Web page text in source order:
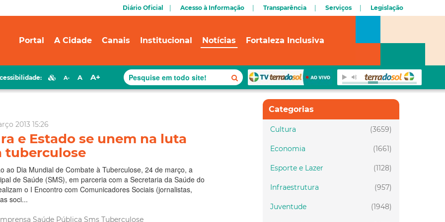
Diário Oficial Acesso à Informação Transparência Serviços Legislação
Portal A Cidade Canais Institucional Notícias Fortaleza Inclusiva
A- A A+
2013 15:26
e Estado se unem na luta
tuberculose
ao Dia Mundial de Combate à Tuberculose, 24 de março, a
de Saúde (SMS), em parceria com a Secretaria da Saúde do
o I Encontro com Comunicadores Sociais (jornalistas,
soci...
Saúde Pública Sms Tuberculose
Categorias
(3659)
Cultura
(1661)
Economia
(1128)
Esporte e Lazer
(957)
Infraestrutura
(1948)
Juventude